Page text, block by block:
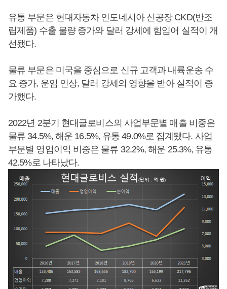
유통 부문은 현대자동차 인도네시아 신공장 CKD(반조
립제품) 수출 물량 증가와 달러 강세에 힘입어 실적이 개
선됐다.
물류 부문은 미국을 중심으로 신규 고객과 내륙운송 수
요 증가, 운임 인상, 달러 강세의 영향을 받아 실적이 증
가했다.
2022년 2분기 현대글로비스의 사업부문별 매출 비중은
물류 34.5%, 해운 16.5%, 유통 49.0%로 집계됐다. 사업
부문별 영업이익 비중은 물류 32.2%, 해운 25.3%, 유통
42.5%로 나타났다.